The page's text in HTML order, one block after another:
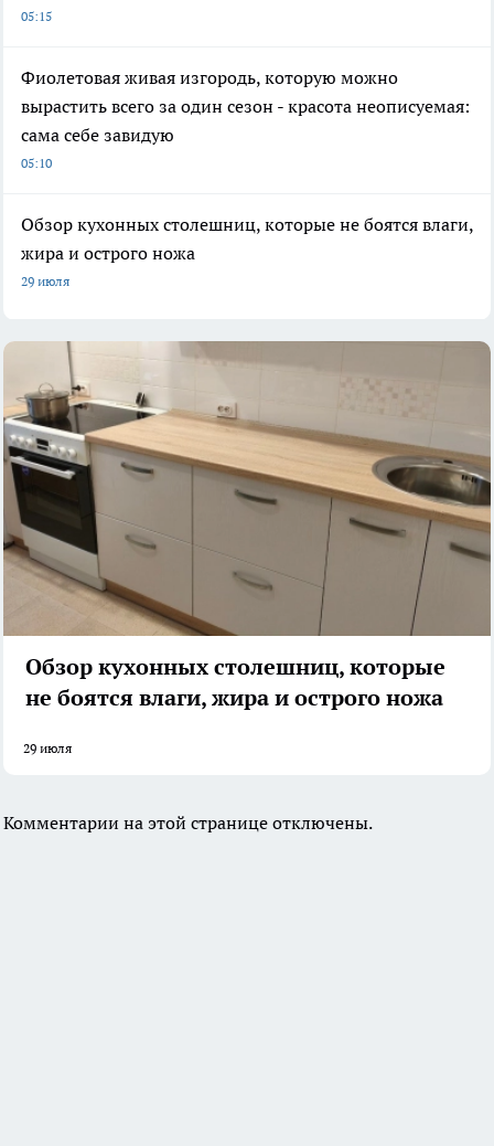
05:15
Фиолетовая живая изгородь, которую можно
вырастить всего за один сезон - красота неописуемая:
сама себе завидую
05:10
Обзор кухонных столешниц, которые не боятся влаги,
жира и острого ножа
29 июля
Обзор кухонных столешниц, которые
не боятся влаги, жира и острого ножа
29 июля
Комментарии на этой странице отключены.